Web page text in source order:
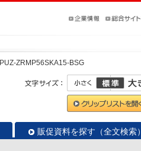
PUZ-ZRMP56SKA15-BSG
販促資料を探す（全文検索）